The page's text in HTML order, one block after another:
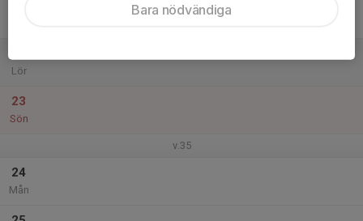
Lör
23
Sön
v.35
24
Mån
Bara nödvändiga